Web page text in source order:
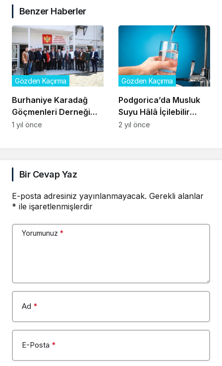
Benzer Haberler
Burhaniye Karadağ
Göçmenleri Derneği
Tepkili: Dil Okulu’na
Gözden Kaçırma
1 yıl önce
Podgorica’da Musluk
Suyu Hâlâ İçilebilir
Değil
Gözden Kaçırma
2 yıl önce
Bir Cevap Yaz
E-posta adresiniz yayınlanmayacak. Gerekli alanlar
* ile işaretlenmişlerdir
Yorumunuz *
Ad *
E-Posta *